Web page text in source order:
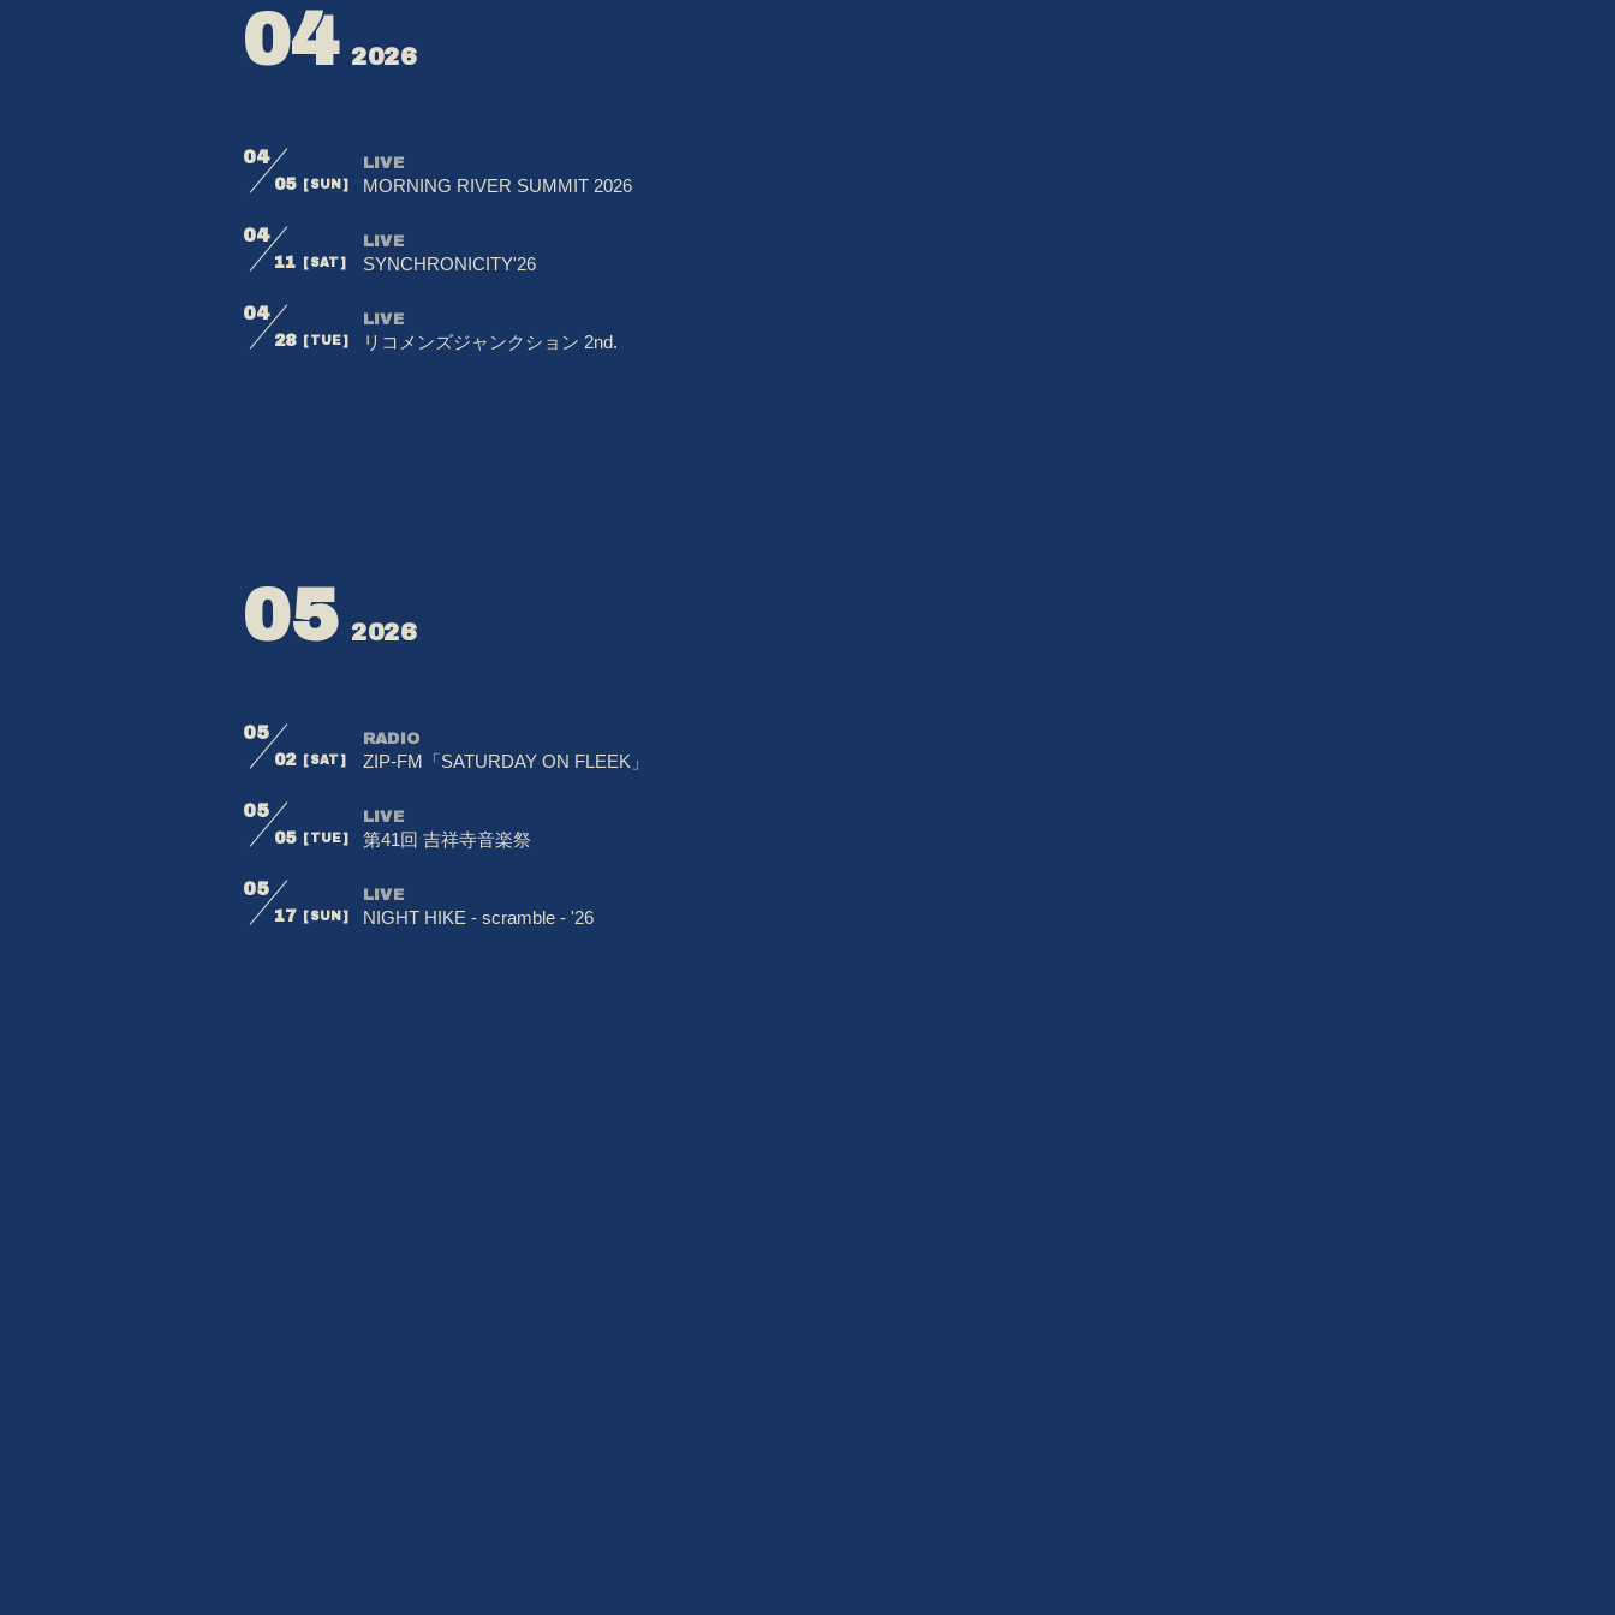
BIOGRAPHY
MERCHANDISE
CONTACT
04 2026
04
05 [SUN]
LIVE
MORNING RIVER SUMMIT 2026
04
11 [SAT]
LIVE
SYNCHRONICITY'26
04
28 [TUE]
LIVE
リコメンズジャンクション 2nd.
05 2026
05
02 [SAT]
RADIO
ZIP-FM「SATURDAY ON FLEEK」
05
05 [TUE]
LIVE
第41回 吉祥寺音楽祭
05
17 [SUN]
LIVE
NIGHT HIKE - scramble - '26